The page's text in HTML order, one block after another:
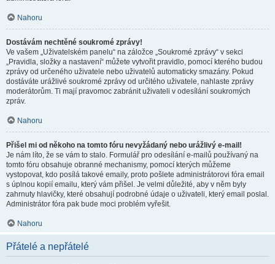
Nahoru
Dostávám nechtěné soukromé zprávy!
Ve vašem „Uživatelském panelu“ na záložce „Soukromé zprávy“ v sekci
„Pravidla, složky a nastavení“ můžete vytvořit pravidlo, pomocí kterého budou
zprávy od určeného uživatele nebo uživatelů automaticky smazány. Pokud
dostáváte urážlivé soukromé zprávy od určitého uživatele, nahlaste zprávy
moderátorům. Ti mají pravomoc zabránit uživateli v odesílání soukromých
zpráv.
Nahoru
Přišel mi od někoho na tomto fóru nevyžádaný nebo urážlivý e-mail!
Je nám líto, že se vám to stalo. Formulář pro odesílání e-mailů používaný na
tomto fóru obsahuje obranné mechanismy, pomocí kterých můžeme
vystopovat, kdo posílá takové emaily, proto pošlete administrátorovi fóra email
s úplnou kopií emailu, který vám přišel. Je velmi důležité, aby v něm byly
zahrnuty hlavičky, které obsahují podrobné údaje o uživateli, který email poslal.
Administrátor fóra pak bude moci problém vyřešit.
Nahoru
Přátelé a nepřátelé